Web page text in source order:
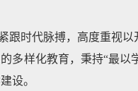
跟时代脉搏，高度重视
多样化教育，秉持“最以
设。